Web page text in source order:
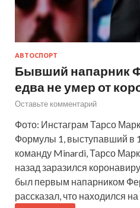
АВТОСПОРТ
Бывший напарник
едва не умер от
Оставьте комментарий
Фото: Инстаграм Тарсо
Формулы 1, выступавший в
команду Minardi, Тарсо
назад заразился
был первым напарником
рассказал, что находился